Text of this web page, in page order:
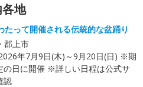
地
たって開催される伝統的な盆踊り
郡上市
年7月9日(木)～9月20日(日) ※期
の日に開催 ※詳しい日程は公式サ
認